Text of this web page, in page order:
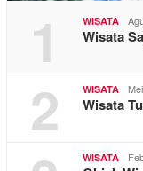
1 WISATA
Wisata
2 WISATA
Wisata
WISATA